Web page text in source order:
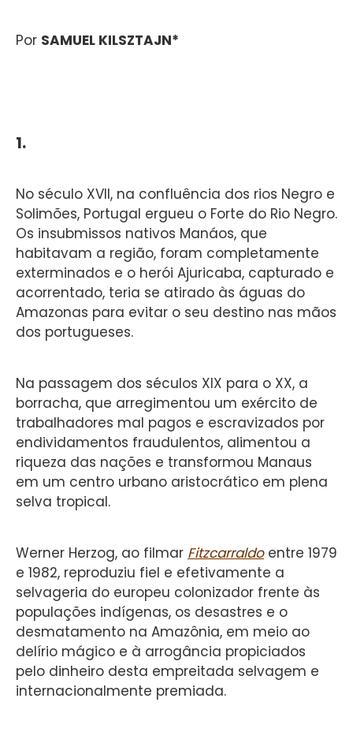
Por SAMUEL KILSZTAJN*
1.
No século XVII, na confluência dos rios Negro e
Solimões, Portugal ergueu o Forte do Rio Negro.
Os insubmissos nativos Manáos, que
habitavam a região, foram completamente
exterminados e o herói Ajuricaba, capturado e
acorrentado, teria se atirado às águas do
Amazonas para evitar o seu destino nas mãos
dos portugueses.
Na passagem dos séculos XIX para o XX, a
borracha, que arregimentou um exército de
trabalhadores mal pagos e escravizados por
endividamentos fraudulentos, alimentou a
riqueza das nações e transformou Manaus
em um centro urbano aristocrático em plena
selva tropical.
Werner Herzog, ao filmar Fitzcarraldoentre 1979
e 1982, reproduziu fiel e efetivamente a
selvageria do europeu colonizador frente às
populações indígenas, os desastres e o
desmatamento na Amazônia, em meio ao
delírio mágico e à arrogância propiciados
pelo dinheiro desta empreitada selvagem e
internacionalmente premiada.